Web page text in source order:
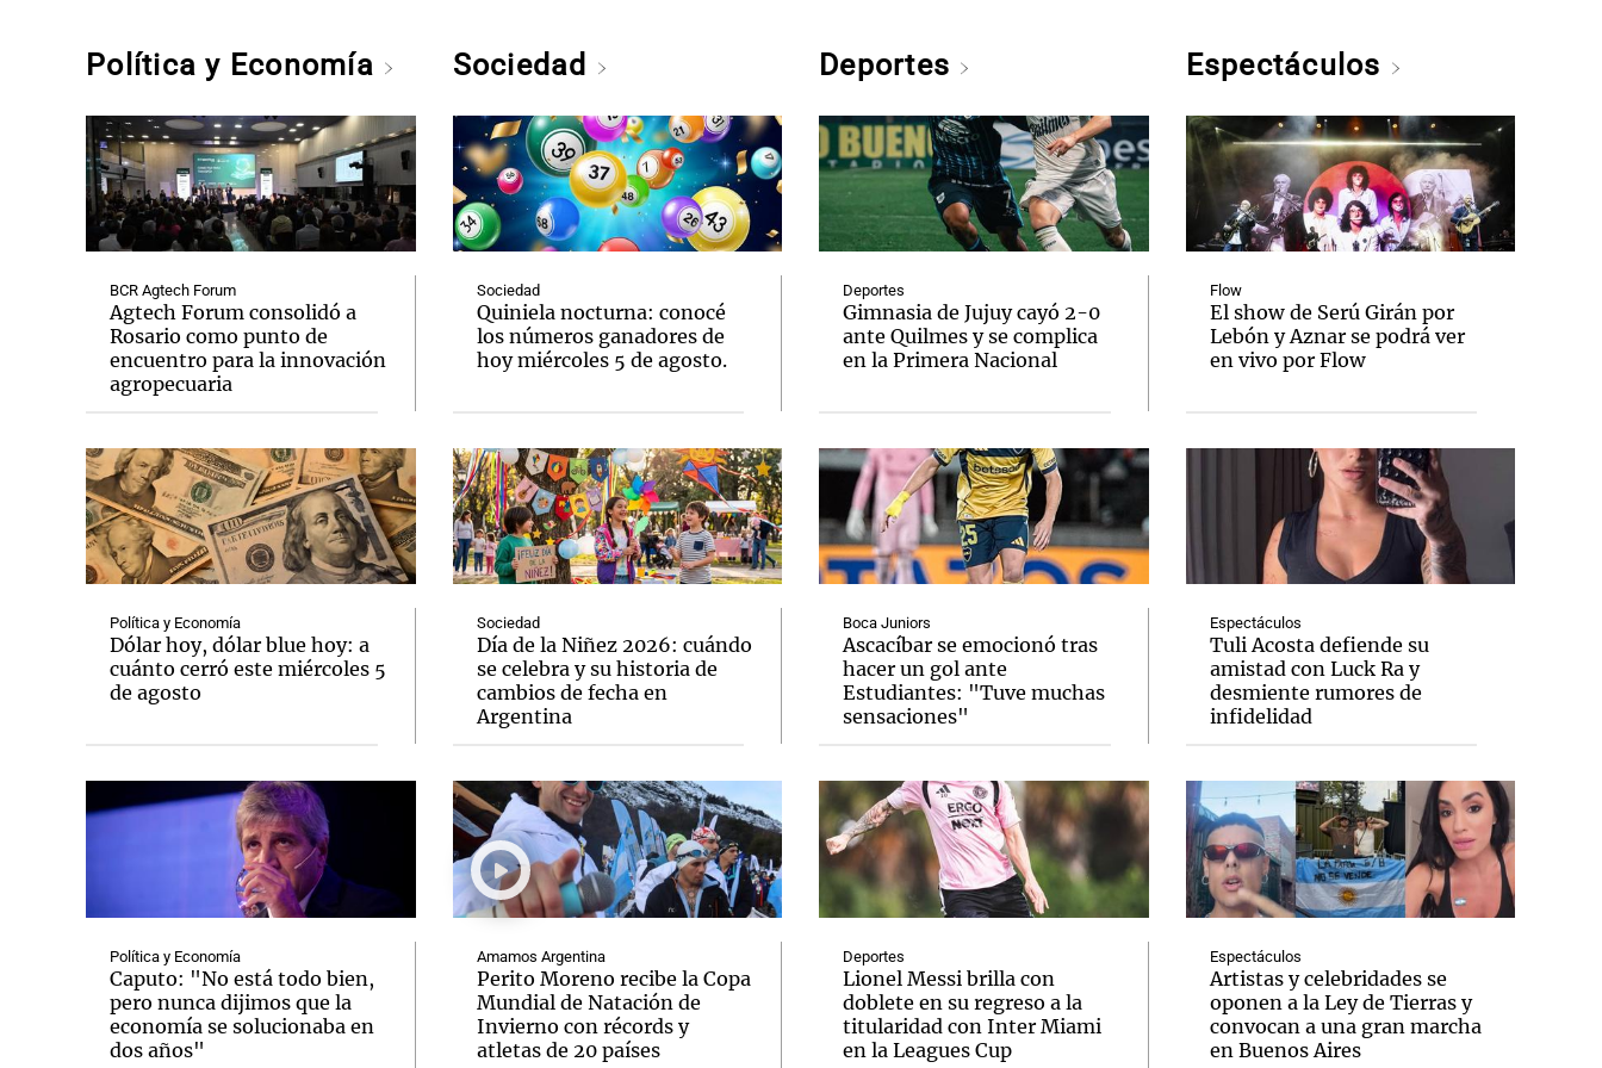
Política y Economía
BCR Agtech Forum
Agtech Forum consolidó a
Rosario como punto de
encuentro para la innovación
agropecuaria
Política y Economía
Dólar hoy, dólar blue hoy: a
cuánto cerró este miércoles 5
de agosto
Política y Economía
Caputo: "No está todo bien,
pero nunca dijimos que la
economía se solucionaba en
dos años"
Sociedad
Sociedad
Quiniela nocturna: conocé
los números ganadores de
hoy miércoles 5 de agosto.
Sociedad
Día de la Niñez 2026: cuándo
se celebra y su historia de
cambios de fecha en
Argentina
Amamos Argentina
Perito Moreno recibe la Copa
Mundial de Natación de
Invierno con récords y
atletas de 20 países
Deportes
Deportes
Gimnasia de Jujuy cayó 2-0
ante Quilmes y se complica
en la Primera Nacional
Boca Juniors
Ascacíbar se emocionó tras
hacer un gol ante
Estudiantes: "Tuve muchas
sensaciones"
Deportes
Lionel Messi brilla con
doblete en su regreso a la
titularidad con Inter Miami
en la Leagues Cup
Espectáculos
Flow
El show de Serú Girán por
Lebón y Aznar se podrá ver
en vivo por Flow
Espectáculos
Tuli Acosta defiende su
amistad con Luck Ra y
desmiente rumores de
infidelidad
Espectáculos
Artistas y celebridades se
oponen a la Ley de Tierras y
convocan a una gran marcha
en Buenos Aires
Notas
El huracán de Arequito
Notas
Cadena 3 en Groenlandia
Notas